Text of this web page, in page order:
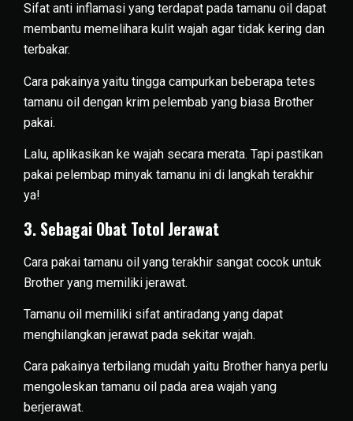
Sifat anti inflamasi yang terdapat pada tamanu oil dapat
membantu memelihara kulit wajah agar tidak kering dan
terbakar.
Cara pakainya yaitu tingga campurkan beberapa tetes
tamanu oil dengan krim pelembab yang biasa Brother
pakai.
Lalu, aplikasikan ke wajah secara merata. Tapi pastikan
pakai pelembap minyak tamanu ini di langkah terakhir
ya!
3. Sebagai Obat Totol Jerawat
Cara pakai tamanu oil yang terakhir sangat cocok untuk
Brother yang memiliki jerawat.
Tamanu oil memiliki sifat antiradang yang dapat
menghilangkan jerawat pada sekitar wajah.
Cara pakainya terbilang mudah yaitu Brother hanya perlu
mengoleskan tamanu oil pada area wajah yang
berjerawat.